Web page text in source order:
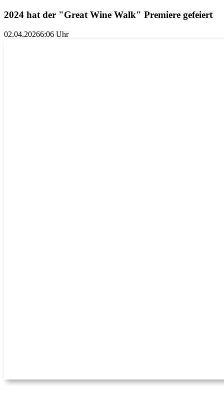
2024 hat der "Great Wine Walk" Premiere gefeiert
02.04.20266:06 Uhr